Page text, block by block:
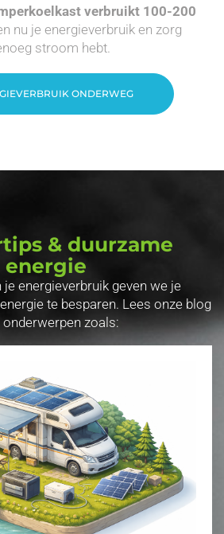
verbruikt 100-200
nu je energieverbruik en zorg
stroom hebt.
ONDERWEG
& duurzame
energie
energieverbruik geven we je
te besparen. Lees onze blog
zoals: